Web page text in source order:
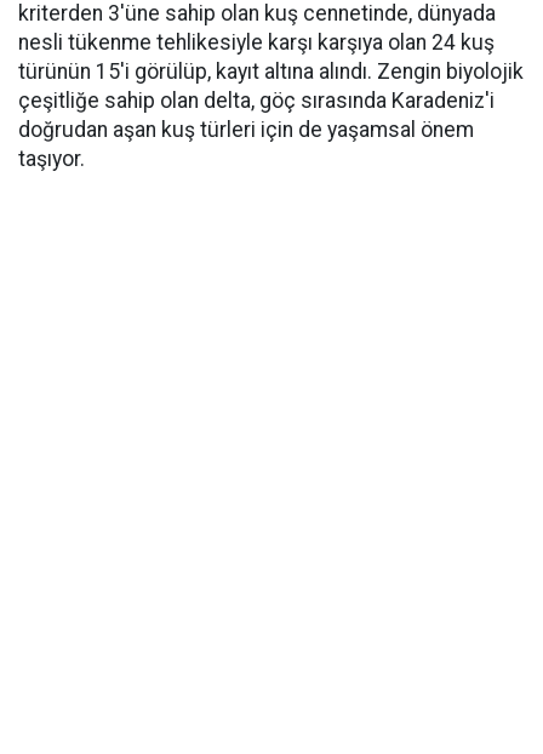
kriterden 3'üne sahip olan kuş cennetinde, dünyada
nesli tükenme tehlikesiyle karşı karşıya olan 24 kuş
türünün 15'i görülüp, kayıt altına alındı. Zengin biyolojik
çeşitliğe sahip olan delta, göç sırasında Karadeniz'i
doğrudan aşan kuş türleri için de yaşamsal önem
taşıyor.